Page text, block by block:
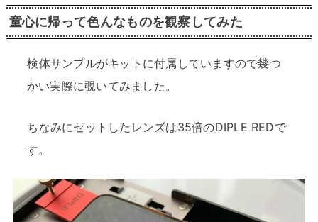
童心に帰って色んなものを観察してみた
検体サンプルがキットに付属していますので幾つ
かい実際に覗いてみました。
ちなみにセットしたレンズは35倍のDIPLE REDで
す。